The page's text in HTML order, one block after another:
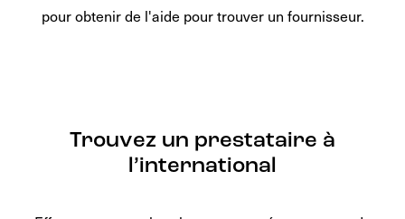
pour obtenir de l'aide pour trouver un fournisseur.
Trouvez un prestataire à
l’international